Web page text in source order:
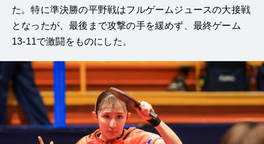
た。特に準決勝の平野戦はフルゲームジュースの大接戦
となったが、最後まで攻撃の手を緩めず、最終ゲーム
13-11で激闘をものにした。